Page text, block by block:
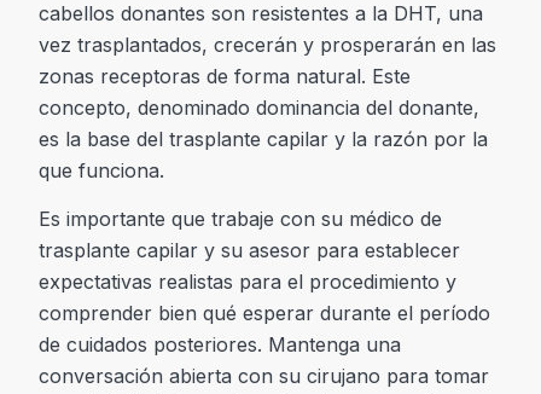
cabellos donantes son resistentes a la DHT, una
vez trasplantados, crecerán y prosperarán en las
zonas receptoras de forma natural. Este
concepto, denominado dominancia del donante,
es la base del trasplante capilar y la razón por la
que funciona.
Es importante que trabaje con su médico de
trasplante capilar y su asesor para establecer
expectativas realistas para el procedimiento y
comprender bien qué esperar durante el período
de cuidados posteriores. Mantenga una
conversación abierta con su cirujano para tomar